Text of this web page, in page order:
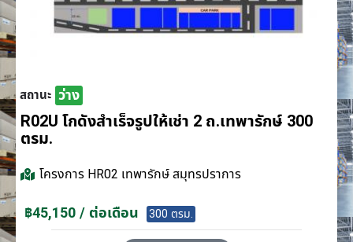
สถานะ ว่าง
R02U โกดังสำเร็จรูปให้เช่า 2 ถ.เทพารักษ์ 300
ตรม.
โครงการ HR02 เทพารักษ์ สมุทรปราการ
฿45,150 / ต่อเดือน 300 ตรม.